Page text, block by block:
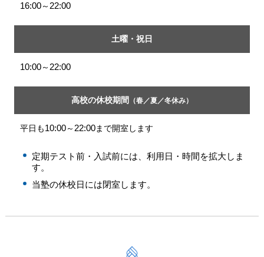
16:00～ 22:00
土曜・祝日
10:00～ 22:00
高校の休校期間 （春／夏／冬休み）
平日も10:00～ 22:00まで開室します
定期テスト前・入試前には、利用日・時間を拡大しま
す。
当塾の休校日には閉室します。